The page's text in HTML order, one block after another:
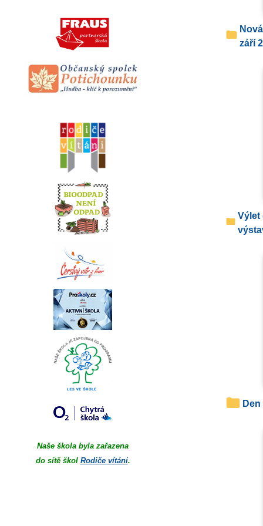
Naše škola byla zařazena
do sítě škol Rodiče vítáni.
Nová družinová místnost -
září
Výlet do Mníšku pod Brdy -